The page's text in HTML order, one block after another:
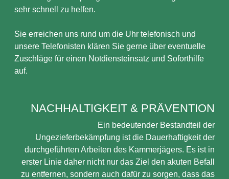
sehr schnell zu helfen.
Sie erreichen uns rund um die Uhr telefonisch und
unsere Telefonisten klären Sie gerne über eventuelle
Zuschläge für einen Notdiensteinsatz und Soforthilfe
auf.
NACHHALTIGKEIT & PRÄVENTION
Ein bedeutender Bestandteil der
Ungezieferbekämpfung ist die Dauerhaftigkeit der
durchgeführten Arbeiten des Kammerjägers. Es ist in
erster Linie daher nicht nur das Ziel den akuten Befall
zu entfernen, sondern auch dafür zu sorgen, dass das